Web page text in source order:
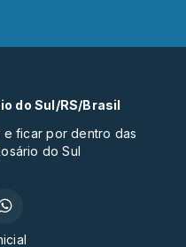
do Sul/RS/Brasil
ficar por dentro das
do Sul